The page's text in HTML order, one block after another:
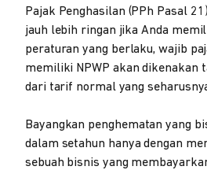
Pajak Penghasilan (PPh Pasal
jauh lebih ringan jika Anda
peraturan yang berlaku, wajib
memiliki NPWP akan dikenakan
dari tarif normal yang
Bayangkan penghematan yang
dalam setahun hanya dengan
sebuah bisnis yang